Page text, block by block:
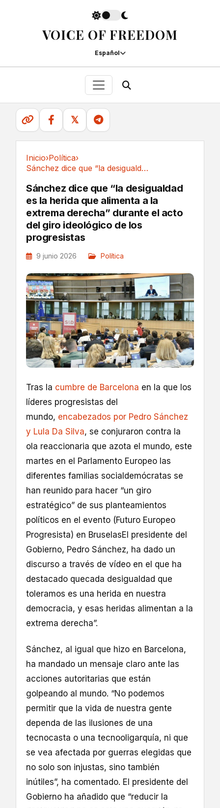
VOICE OF FREEDOM
Español
𝕏
Inicio›Política›
Sánchez dice que “la desigualdad es la herida...
Sánchez dice que “la desigualdad
es la herida que alimenta a la
extrema derecha” durante el acto
del giro ideológico de los
progresistas
9 junio 2026 Política
Tras la cumbre de Barcelona en la que los
líderes progresistas del
mundo, encabezados por Pedro Sánchez
y Lula Da Silva, se conjuraron contra la
ola reaccionaria que azota el mundo, este
martes en el Parlamento Europeo las
diferentes familias socialdemócratas se
han reunido para hacer “un giro
estratégico” de sus planteamientos
políticos en el evento (Futuro Europeo
Progresista) en BruselasEl presidente del
Gobierno, Pedro Sánchez, ha dado un
discurso a través de vídeo en el que ha
destacado quecada desigualdad que
toleramos es una herida en nuestra
democracia, y esas heridas alimentan a la
extrema derecha”.
Sánchez, al igual que hizo en Barcelona,
ha mandado un mensaje claro ante las
acciones autoritarias que están
golpeando al mundo. “No podemos
permitir que la vida de nuestra gente
dependa de las ilusiones de una
tecnocasta o una tecnooligarquía, ni que
se vea afectada por guerras elegidas que
no solo son injustas, sino también
inútiles”, ha comentado. El presidente del
Gobierno ha añadido que “reducir la